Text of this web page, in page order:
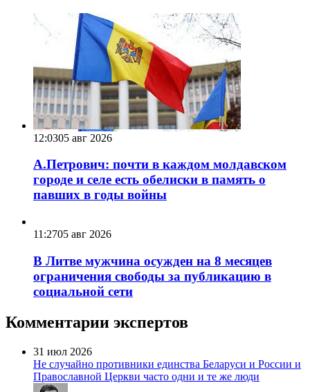
12:0305 авг 2026
А.Петрович: почти в каждом молдавском
городе и селе есть обелиски в память о
павших в годы войны
11:2705 авг 2026
В Литве мужчина осужден на 8 месяцев
ограничения свободы за публикацию в
социальной сети
Комментарии экспертов
31 июл 2026
Не случайно противники единства Беларуси и России и
Православной Церкви часто одни и те же люди